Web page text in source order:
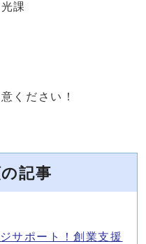
課
ください！
記事
サポート！創業支援